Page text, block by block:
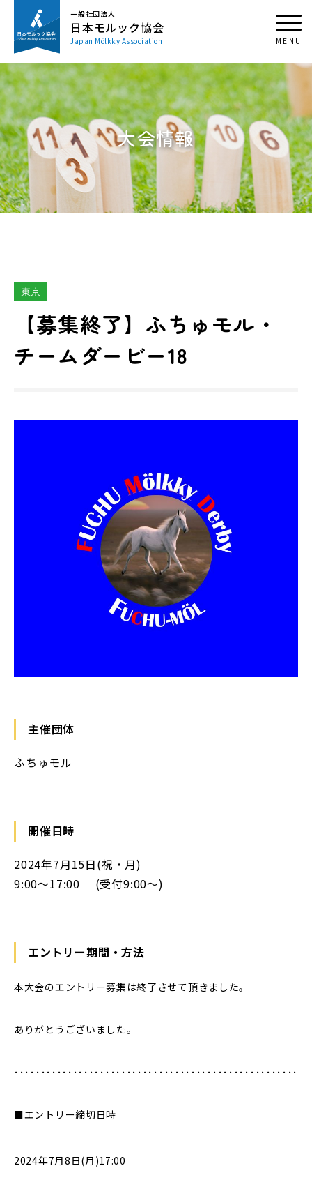
一般社団法人
日本モルック協会
Japan Mölkky Association
大会情報
東京
【募集終了】ふちゅモル・
チームダービー18
主催団体
ふちゅモル
開催日時
2024年7月15日(祝・月)
9:00～17:00 (受付9:00～)
エントリー期間・方法
本大会のエントリー募集は終了させて頂きました。
ありがとうございました。
･･･････････････････････････････････････････････････････
■エントリー締切日時
2024年7月8日(月)17:00